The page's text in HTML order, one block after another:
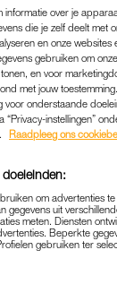
over je
die je zelf deelt met
en onze websites
gebruiken om
en voor
met jouw
onderstaande
instellingen”
Raadpleeg ons
om advertenties te
gegevens uit
meten. Diensten
Beperkte
gebruiken ter